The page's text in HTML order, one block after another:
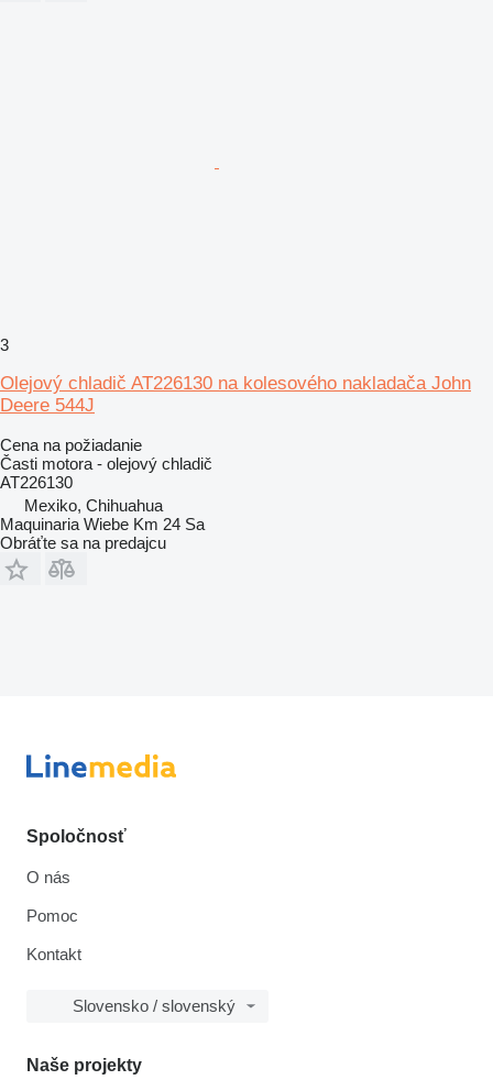
3
Olejový chladič AT226130 na kolesového nakladača John
Deere 544J
Cena na požiadanie
Časti motora - olejový chladič
AT226130
Mexiko, Chihuahua
Maquinaria Wiebe Km 24 Sa
Obráťte sa na predajcu
Spoločnosť
O nás
Pomoc
Kontakt
Slovensko / slovenský
Naše projekty